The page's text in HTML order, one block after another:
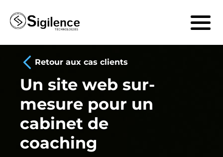
Retour aux cas clients
Un site web sur-
mesure pour un
cabinet de
coaching